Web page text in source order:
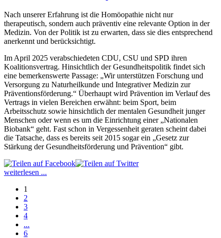
Nach unserer Erfahrung ist die Homöopathie nicht nur
therapeutisch, sondern auch präventiv eine relevante Option in der
Medizin. Von der Politik ist zu erwarten, dass sie dies entsprechend
anerkennt und berücksichtigt.
Im April 2025 verabschiedeten CDU, CSU und SPD ihren
Koalitionsvertrag. Hinsichtlich der Gesundheitspolitik findet sich
eine bemerkenswerte Passage: „Wir unterstützen Forschung und
Versorgung zu Naturheilkunde und Integrativer Medizin zur
Präventionsförderung.“ Überhaupt wird Prävention im Verlauf des
Vertrags in vielen Bereichen erwähnt: beim Sport, beim
Arbeitsschutz sowie hinsichtlich der mentalen Gesundheit junger
Menschen oder wenn es um die Einrichtung einer „Nationalen
Biobank“ geht. Fast schon in Vergessenheit geraten scheint dabei
die Tatsache, dass es bereits seit 2015 sogar ein „Gesetz zur
Stärkung der Gesundheitsförderung und Prävention“ gibt.
weiterlesen ...
1
2
3
4
...
6